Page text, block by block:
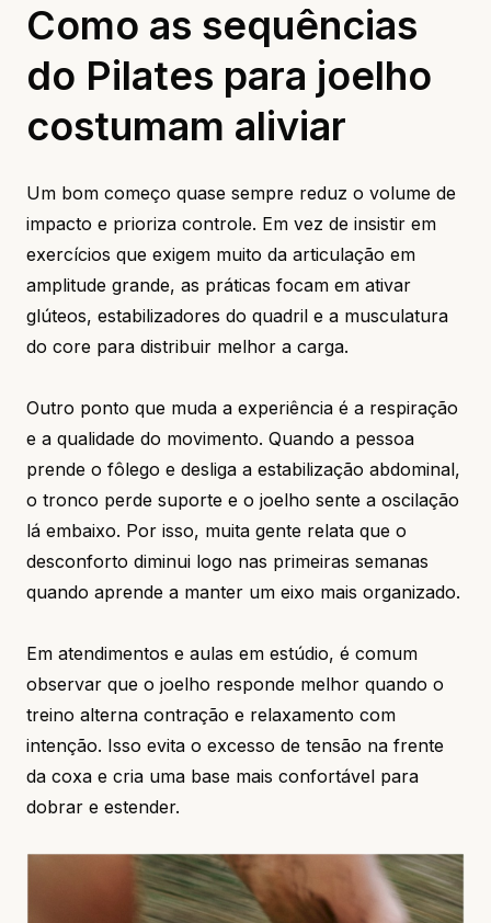
Como as sequências
do Pilates para joelho
costumam aliviar
Um bom começo quase sempre reduz o volume de
impacto e prioriza controle. Em vez de insistir em
exercícios que exigem muito da articulação em
amplitude grande, as práticas focam em ativar
glúteos, estabilizadores do quadril e a musculatura
do core para distribuir melhor a carga.
Outro ponto que muda a experiência é a respiração
e a qualidade do movimento. Quando a pessoa
prende o fôlego e desliga a estabilização abdominal,
o tronco perde suporte e o joelho sente a oscilação
lá embaixo. Por isso, muita gente relata que o
desconforto diminui logo nas primeiras semanas
quando aprende a manter um eixo mais organizado.
Em atendimentos e aulas em estúdio, é comum
observar que o joelho responde melhor quando o
treino alterna contração e relaxamento com
intenção. Isso evita o excesso de tensão na frente
da coxa e cria uma base mais confortável para
dobrar e estender.